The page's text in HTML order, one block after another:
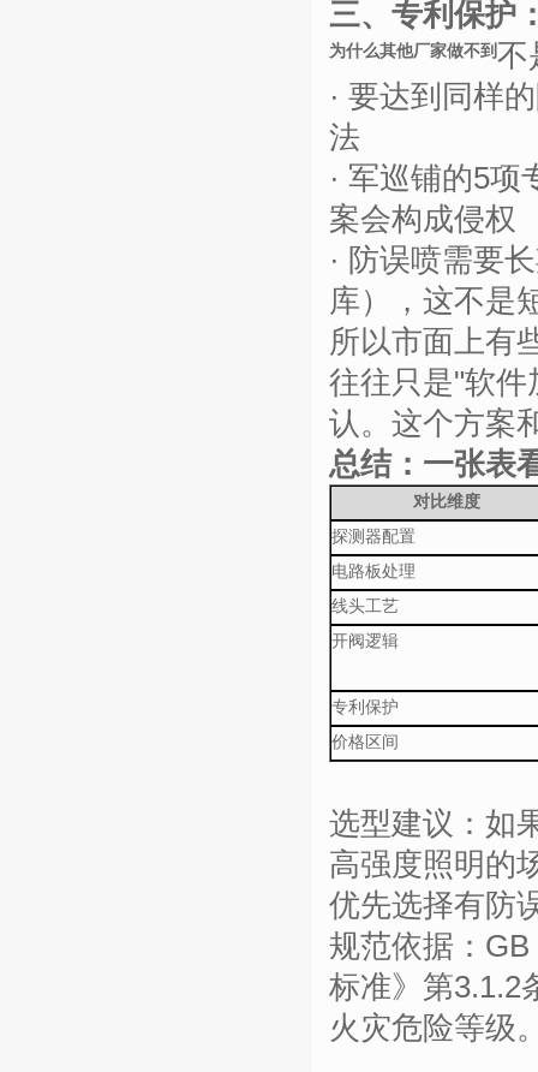
三、专利保护
为什么其他厂家做不到不
· 要达到同样
法
· 军巡铺的5项
案会构成侵权
· 防误喷需要
库），这不是
所以市面上有
往往只是"软件
认。这个方案
总结：一张表
对比维度
探测器配置
电路板处理
线头工艺
开阀逻辑
专利保护
价格区间
选型建议：如
高强度照明的
优先选择有防
规范依据： GB
标准》第3.1.2
火灾危险等级